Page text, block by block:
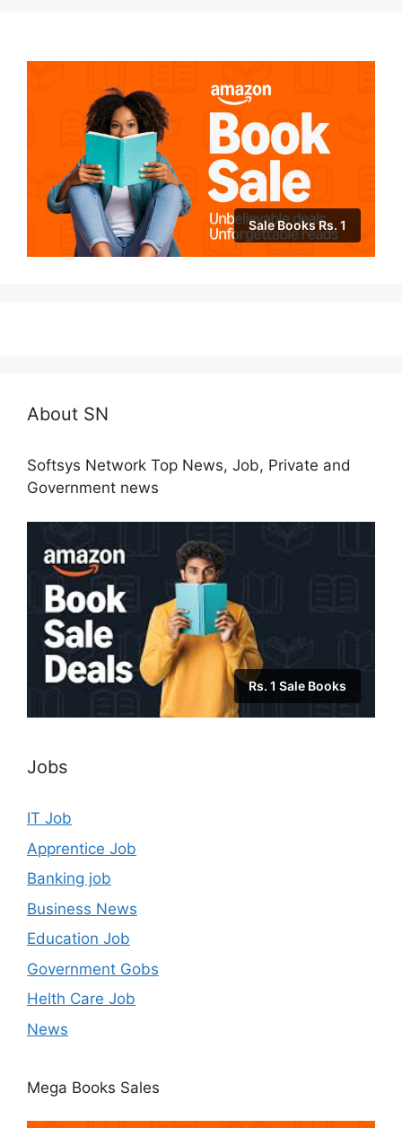
Sale Books Rs. 1
About SN
Softsys Network Top News, Job, Private and
Government news
Rs. 1 Sale Books
Jobs
IT Job
Apprentice Job
Banking job
Business News
Education Job
Government Gobs
Helth Care Job
News
Mega Books Sales